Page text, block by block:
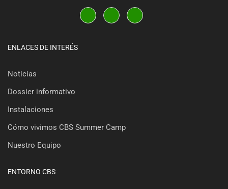
ENLACES DE INTERÉS
Noticias
Dossier informativo
Instalaciones
Cómo vivimos CBS Summer Camp
Nuestro Equipo
ENTORNO CBS